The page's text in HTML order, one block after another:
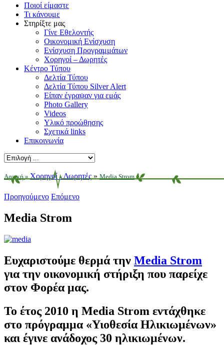
Ποιοί είμαστε
Τι κάνουμε
Στηρίξτε μας
Γίνε Εθελοντής
Οικονομική Ενίσχυση
Ενίσχυση Προγραμμάτων
Χορηγοί – Δωρητές
Κέντρο Τύπου
Δελτία Τύπου
Δελτία Τύπου Silver Alert
Είπαν έγραψαν για εμάς
Photo Gallery
Videos
Υλικό προώθησης
Σχετικά links
Επικοινωνία
Αρχική » Χορηγοί - Δωρητές » Media Strom
Προηγούμενο Επόμενο
Media Strom
Ευχαριστούμε θερμά την Media Strom
για την οικονομική στήριξη που παρείχε
στον Φορέα μας.
Το έτος 2010 η Media Strom εντάχθηκε
στο πρόγραμμα «Υιοθεσία Ηλικιωμένων»
και έγινε ανάδοχος 30 ηλικιωμένων.